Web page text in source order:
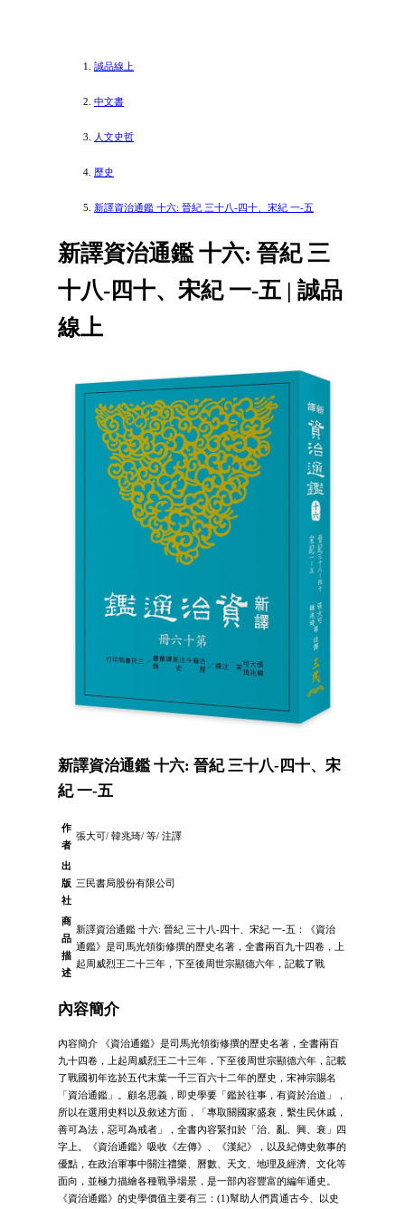
誠品線上
中文書
人文史哲
歷史
新譯資治通鑑 十六: 晉紀 三十八-四十、宋紀 一-五
新譯資治通鑑 十六: 晉紀 三
十八-四十、宋紀 一-五 | 誠品
線上
新譯資治通鑑 十六: 晉紀 三十八-四十、宋
紀 一-五
作
者
張大可/ 韓兆琦/ 等/ 注譯
出
版
社
三民書局股份有限公司
商
品
描
述
新譯資治通鑑 十六: 晉紀 三十八-四十、宋紀 一-五：《資治
通鑑》是司馬光領銜修撰的歷史名著，全書兩百九十四卷，上
起周威烈王二十三年，下至後周世宗顯德六年，記載了戰
內容簡介
內容簡介 《資治通鑑》是司馬光領銜修撰的歷史名著，全書兩百
九十四卷，上起周威烈王二十三年，下至後周世宗顯德六年，記載
了戰國初年迄於五代末葉一千三百六十二年的歷史，宋神宗賜名
「資治通鑑」。顧名思義，即史學要「鑑於往事，有資於治道」，
所以在選用史料以及敘述方面，「專取關國家盛衰，繫生民休戚，
善可為法，惡可為戒者」，全書內容緊扣於「治、亂、興、衰」四
字上。《資治通鑑》吸收《左傳》、《漢紀》，以及紀傳史敘事的
優點，在政治軍事中關注禮樂、曆數、天文、地理及經濟、文化等
面向，並極力描繪各種戰爭場景，是一部內容豐富的編年通史。
《資治通鑑》的史學價值主要有三：(1)幫助人們貫通古今、以史